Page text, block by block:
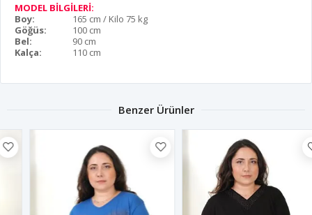
MODEL BİLGİLERİ:
Boy:
165 cm / Kilo 75 kg
Göğüs:
100 cm
Bel:
90 cm
Kalça:
110 cm
Benzer Ürünler